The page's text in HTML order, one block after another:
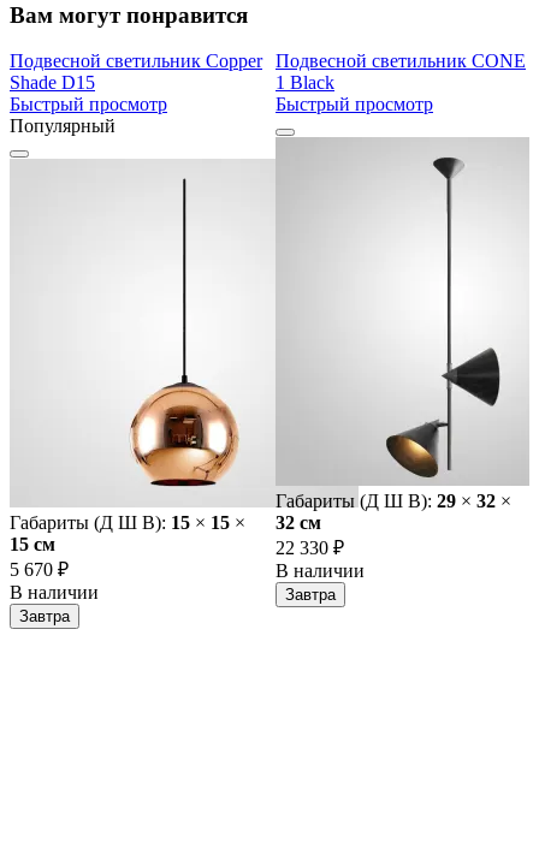
Вам могут понравится
Подвесной светильник Copper
Shade D15
Быстрый просмотр
Популярный
Габариты (Д Ш В): 15 × 15 ×
15 cм
5 670 ₽
В наличии
Завтра
Подвесной светильник CONE
1 Black
Быстрый просмотр
Габариты (Д Ш В): 29 × 32 ×
32 cм
22 330 ₽
В наличии
Завтра